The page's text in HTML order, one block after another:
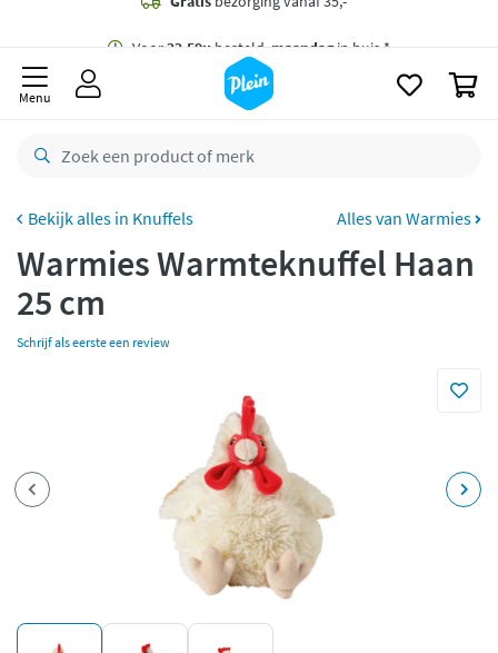
besteld,maandag
retourneren
Betaal met Klarna
Menu
Knuffels Alles van Warmies
Warmies Warmteknuffel Haan
25 cm
Schrijf als eerste een review